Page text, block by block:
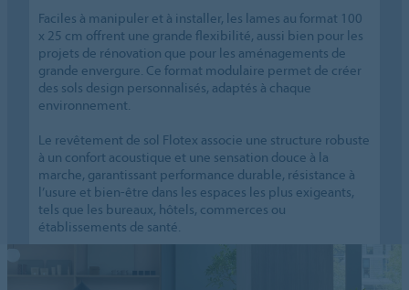
Faciles à manipuler et à installer, les lames au format 100
x 25 cm offrent une grande flexibilité, aussi bien pour les
projets de rénovation que pour les aménagements de
grande envergure. Ce format modulaire permet de créer
des sols design personnalisés, adaptés à chaque
environnement.
Le revêtement de sol Flotex associe une structure robuste
à un confort acoustique et une sensation douce à la
marche, garantissant performance durable, résistance à
l’usure et bien-être dans les espaces les plus exigeants,
tels que les bureaux, hôtels, commerces ou
établissements de santé.